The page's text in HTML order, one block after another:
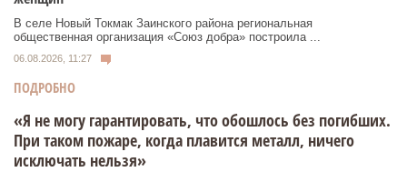
В селе Новый Токмак Заинского района региональная
общественная организация «Союз добра» построила ...
06.08.2026, 11:27
ПОДРОБНО
«Я не могу гарантировать, что обошлось без погибших.
При таком пожаре, когда плавится металл, ничего
исключать нельзя»